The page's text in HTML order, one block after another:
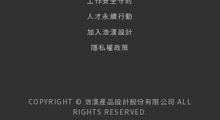
人才永續行動
加入浩漢設計
隱私權政策
COPYRIGHT © 浩漢產品設計股份有限公司 ALL
RIGHTS RESERVED.
隱私權政策